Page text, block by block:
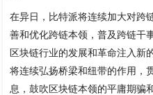
在异日，比特派将连续加大对跨
善和优化跨链本领，普及跨链干
区块链行业的发展和革命注入新
将连续弘扬桥梁和纽带的作用，
息，鼓吹区块链本领的平庸期骗